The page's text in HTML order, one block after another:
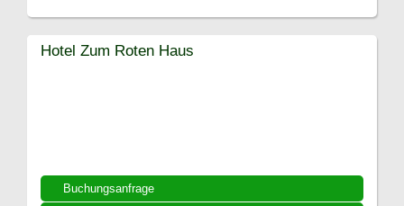
Buchungsanfrage
Hotel Zum Roten Haus